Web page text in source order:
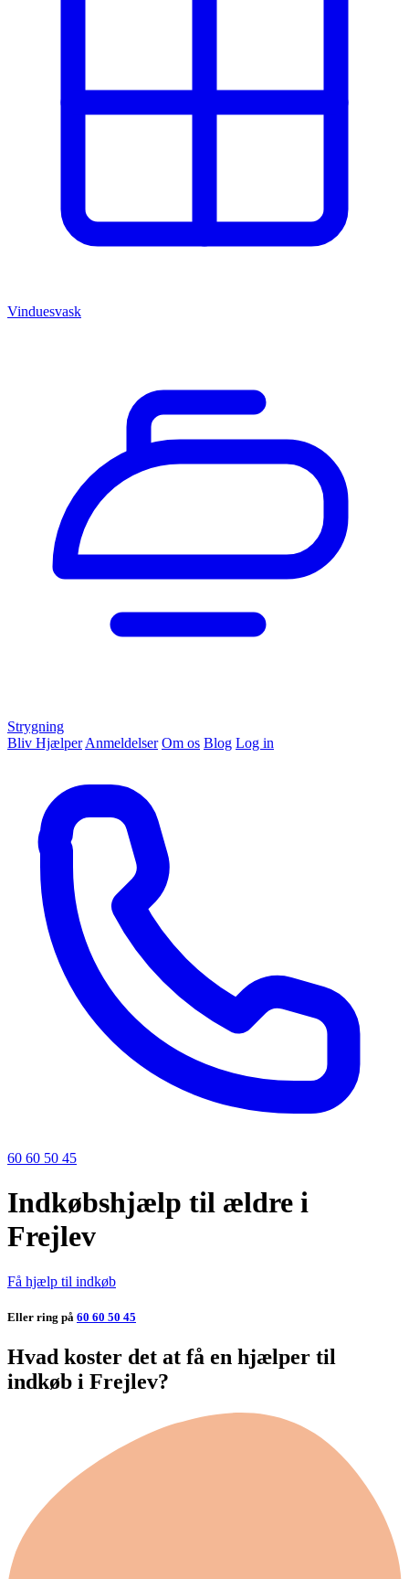
Vinduesvask
Strygning
Bliv Hjælper Anmeldelser Om os Blog Log in
60 60 50 45
Indkøbshjælp til ældre i
Frejlev
Få hjælp til indkøb
Eller ring på 60 60 50 45
Hvad koster det at få en hjælper til
indkøb i Frejlev?